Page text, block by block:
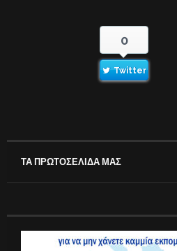
0
Twitter
ΤΑ ΠΡΩΤΟΣΕΛΙΔΑ ΜΑΣ